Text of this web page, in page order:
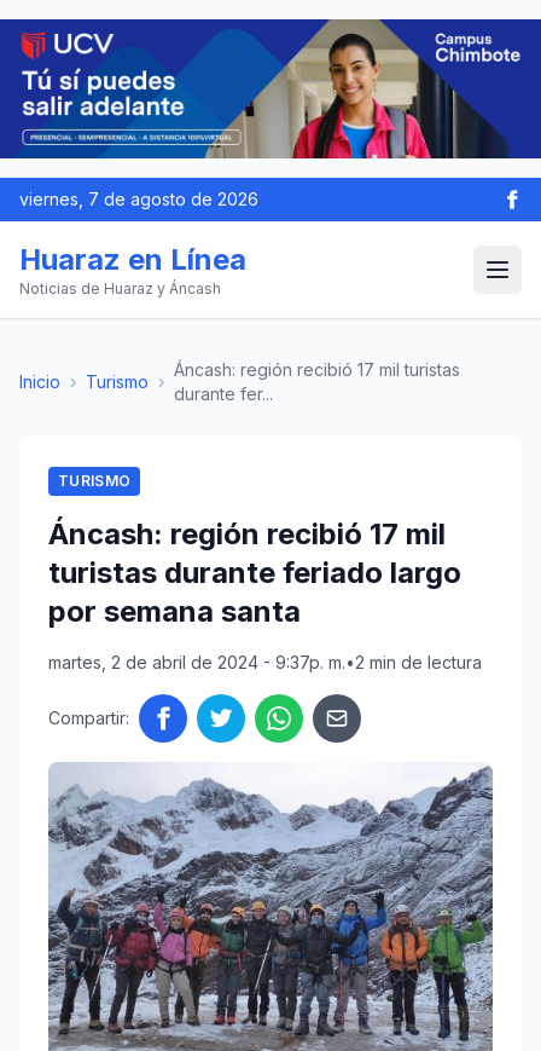
viernes, 7 de agosto de 2026
Huaraz en Línea
Noticias de Huaraz y Áncash
Inicio › Turismo ›
Áncash: región recibió 17 mil turistas
durante fer...
TURISMO
Áncash: región recibió 17 mil
turistas durante feriado largo
por semana santa
martes, 2 de abril de 2024 - 9:37p. m.•2 min de lectura
Compartir: